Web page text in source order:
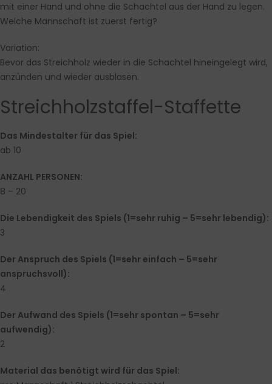
mit einer Hand und ohne die Schachtel aus der Hand zu legen.
Welche Mannschaft ist zuerst fertig?
Variation:
Bevor das Streichholz wieder in die Schachtel hineingelegt wird,
anzünden und wieder ausblasen.
Streichholzstaffel-Staffette
Das Mindestalter für das Spiel:
ab 10
ANZAHL PERSONEN:
8 – 20
Die Lebendigkeit des Spiels (1=sehr ruhig – 5=sehr lebendig):
3
Der Anspruch des Spiels (1=sehr einfach – 5=sehr
anspruchsvoll):
4
Der Aufwand des Spiels (1=sehr spontan – 5=sehr
aufwendig):
2
Material das benötigt wird für das Spiel: